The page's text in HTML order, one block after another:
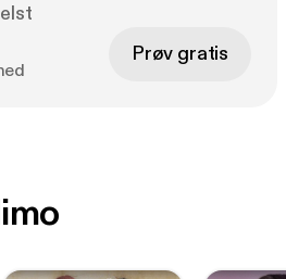
Prøv gratis